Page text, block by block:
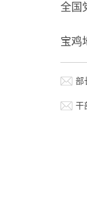
全国
宝鸡
部
干